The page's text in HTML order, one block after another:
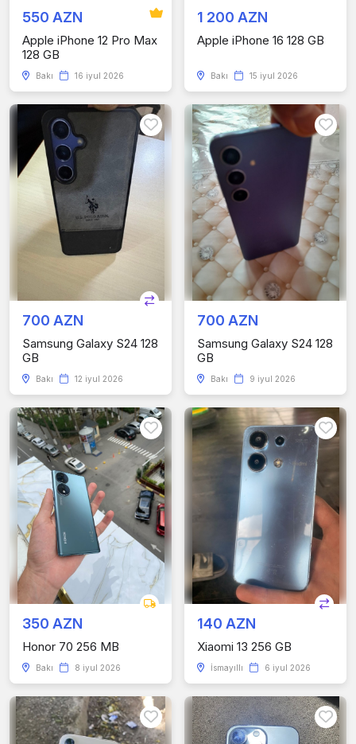
550 AZN
Apple iPhone 12 Pro Max
128 GB
Bakı 16 iyul 2026
1 200 AZN
Apple iPhone 16 128 GB
Bakı 15 iyul 2026
700 AZN
Samsung Galaxy S24 128
GB
Bakı 12 iyul 2026
700 AZN
Samsung Galaxy S24 128
GB
Bakı 9 iyul 2026
350 AZN
Honor 70 256 MB
Bakı 8 iyul 2026
140 AZN
Xiaomi 13 256 GB
İsmayıllı 6 iyul 2026